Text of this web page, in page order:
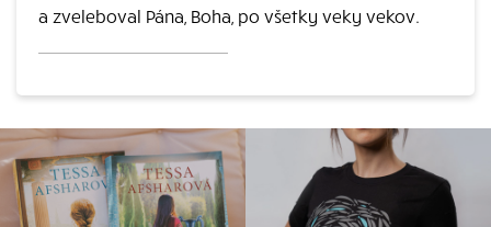
a zveleboval Pána, Boha, po všetky veky vekov.